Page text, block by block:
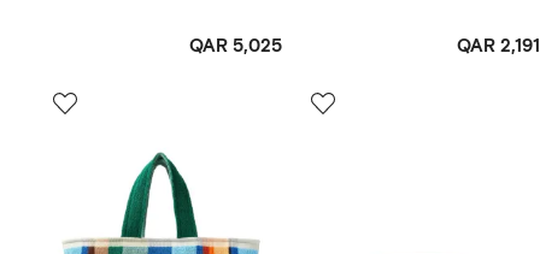
QAR 2,191
QAR 5,025